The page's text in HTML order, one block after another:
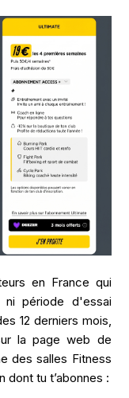
en France qui
ni période d'essai
12 derniers mois,
la page web de
des salles Fitness
dont tu t’abonnes :